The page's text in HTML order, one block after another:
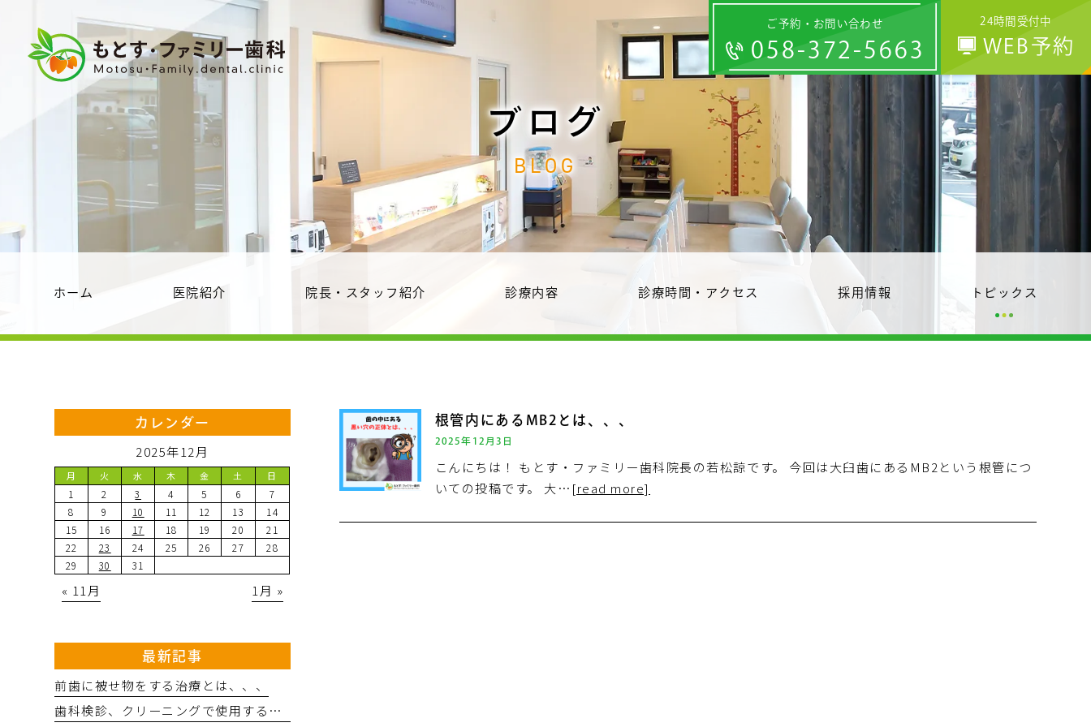
ご予約・お問い合わせ
058-372-5663
24時間受付中
WEB予約
ブログ
BLOG
ホーム 医院紹介 院長・スタッフ紹介 診療内容 診療時間・アクセス 採用情報 トピックス
根管内にあるMB2とは、、、
2025年12月3日
こんにちは！ もとす・ファミリー歯科院長の若松諒です。 今回は大臼歯にあるMB2という根管につ
いての投稿です。 大… [read more]
カレンダー
2025年12月
月 火 水 木 金 土 日
1 2 3 4 5 6
7
8
9 10 11 12 13
14
15
16 17 18 19 20
21
22
23 24 25 26 27
28
29
30 31
« 11月 1月 »
最新記事
前歯に被せ物をする治療とは、、、
歯科検診、クリーニングで使用するバリオスの効果とは、、、